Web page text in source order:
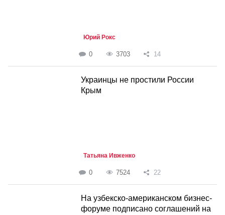
Юрий Рокс
0 3703 14
Украинцы не простили России
Крым
Татьяна Ивженко
0 7524 22
На узбекско-американском бизнес-
форуме подписано соглашений на